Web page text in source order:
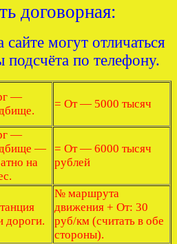
договорная:
могут отличаться
по телефону.
—
= От — 5000 тысяч
—
—
на
= От — 6000 тысяч
рублей
дороги.
№ маршрута
движения + От: 30
руб/км (считать в обе
стороны).